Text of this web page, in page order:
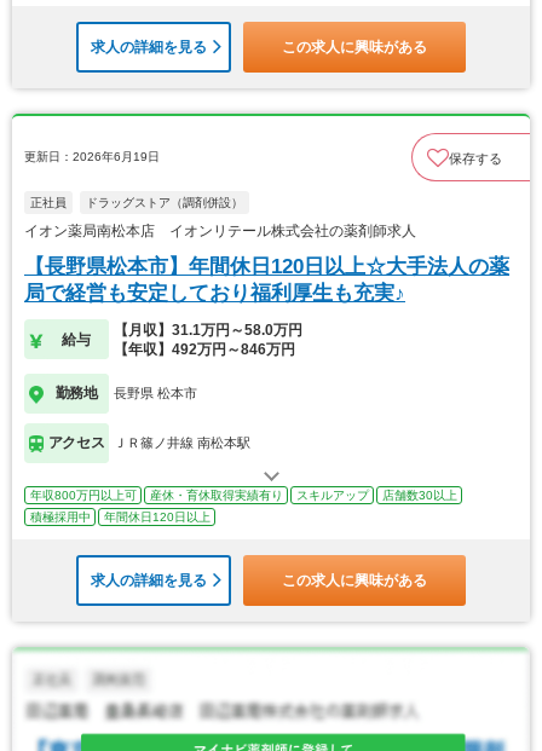
求人の詳細を見る この求人に興味がある
更新日：2026年6月19日 保存する
正社員 ドラッグストア（調剤併設）
イオン薬局南松本店 イオンリテール株式会社の薬剤師求人
【長野県松本市】年間休日120日以上☆大手法人の薬
局で経営も安定しており福利厚生も充実♪
給与
【月収】31.1万円～58.0万円
【年収】492万円～846万円
勤務地 長野県 松本市
アクセス ＪＲ篠ノ井線 南松本駅
年収800万円以上可 産休・育休取得実績有り スキルアップ
店舗数30以上
積極採用中
年間休日120日以上
求人の詳細を見る この求人に興味がある